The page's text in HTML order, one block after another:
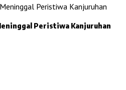
Peristiwa Kanjuruhan